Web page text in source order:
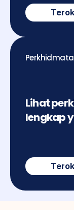
Lihat
lengkap